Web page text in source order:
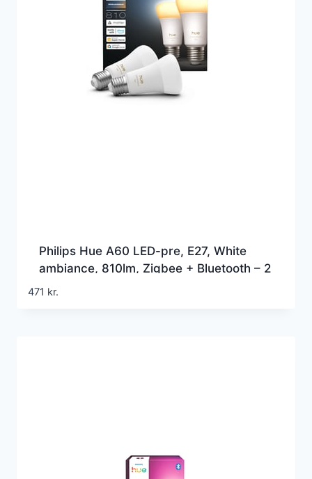
Philips Hue A60 LED-pre, E27, White
ambiance, 810lm, Zigbee + Bluetooth – 2
pak (2025)
471 kr.